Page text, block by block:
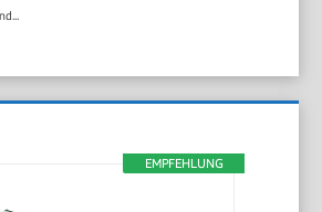
EMPFEHLUNG